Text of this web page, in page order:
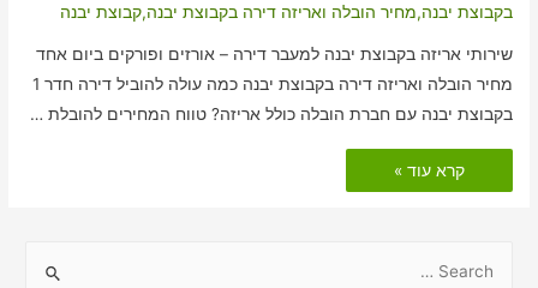
בקבוצת יבנה,מחיר הובלה ואריזה דירה בקבוצת יבנה,קבוצת יבנה
שירותי אריזה בקבוצת יבנה למעבר דירה – אורזים ופורקים ביום אחד
מחיר הובלה ואריזה דירה בקבוצת יבנה כמה עולה להוביל דירה חדר 1
בקבוצת יבנה עם חברת הובלה כולל אריזה? טווח המחירים להובלת …
הובלות
דירה
כולל
קרא עוד »